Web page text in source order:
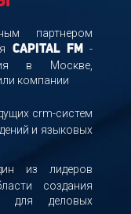
партнером
Capital FM
-
в Москве,
компании
crm-систем
и языковых
из лидеров
создания
для деловых